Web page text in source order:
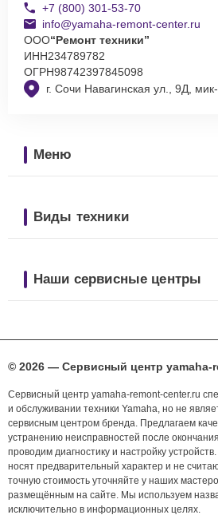
г. Сочи Навагинская ул., 9Д,
+7 (800) 301-53-70
info@yamaha-remont-center.ru
ООО“Ремонт техники”
ИНН234789782
ОГРН98742397845098
Меню
Виды техники
Наши сервисные центры
© 2026 — Сервисный центр yamaha-
Сервисный центр yamaha-remont-center.ru
и обслуживании техники Yamaha, но не
сервисным центром бренда. Предлагаем
устранению неисправностей после
проводим диагностику и настройку
носят предварительный характер и не
точную стоимость уточняйте у наших
размещённым на сайте. Мы используем
исключительно в информационных целях.